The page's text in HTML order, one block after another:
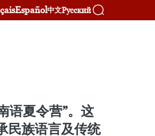
Español中文Русский
语夏令营”。这
民族语言及传统